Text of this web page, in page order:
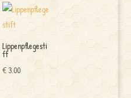
Lippenpflegesti
ft
€3.00